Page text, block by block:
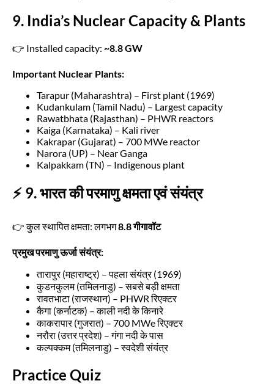
9. India’s Nuclear Capacity & Plants
👉 Installed capacity: ~8.8 GW
Important Nuclear Plants:
Tarapur (Maharashtra) – First plant (1969)
Kudankulam (Tamil Nadu) – Largest capacity
Rawatbhata (Rajasthan) – PHWR reactors
Kaiga (Karnataka) – Kali river
Kakrapar (Gujarat) – 700 MWe reactor
Narora (UP) – Near Ganga
Kalpakkam (TN) – Indigenous plant
⚡ 9. भारत की परमाणु क्षमता एवं संयंत्र
👉 कुल स्थापित क्षमता: लगभग8.8 गीगावॉट
प्रमुख परमाणु ऊर्जा संयंत्र:
तारापुर (महाराष्ट्र) – पहला संयंत्र (1969)
कुडनकुलम (तमिलनाडु) – सबसे बड़ी क्षमता
रावतभाटा (राजस्थान) – PHWR रिएक्टर
कैगा (कर्नाटक) – काली नदी के किनारे
काकरापार (गुजरात) – 700 MWe रिएक्टर
नरौरा (उत्तर प्रदेश) – गंगा नदी के पास
कल्पक्कम (तमिलनाडु) – स्वदेशी संयंत्र
Practice Quiz